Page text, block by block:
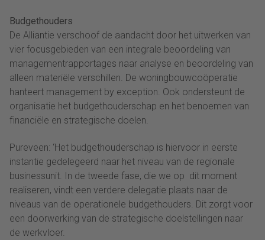
Budgethouders
De Alliantie verschoof de aandacht door het uitwerken van
vier focusgebieden van een integrale beoordeling van
managementrapportages naar analyse en beoordeling van
alleen materiële verschillen. De woningbouwcoöperatie
hanteert management by exception. Ook ondersteunt de
organisatie het budgethouderschap en het benoemen van
financiële en strategische doelen.
Pureveen: ‘Het budgethouderschap is hiervoor in eerste
instantie gedelegeerd naar het niveau van de regionale
businessunit. In de tweede fase, die we op dit moment
realiseren, vindt een verdere delegatie plaats naar de
niveaus van de operationele budgethouders. Dit zorgt voor
een doorwerking van de strategische doelstellingen naar
de werkvloer.